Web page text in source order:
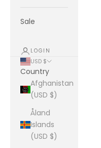
Sale
LOGIN
USD $
Country
Afghanistan
(USD $)
Åland
Islands
(USD $)